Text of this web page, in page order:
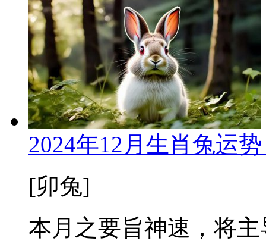
2024年12月生肖兔运
[卯兔]
本月之要旨神速，将